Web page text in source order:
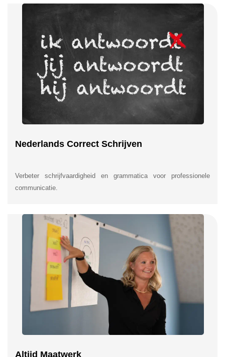
Nederlands Correct Schrijven
Verbeter schrijfvaardigheid en grammatica voor professionele
communicatie.
Altijd Maatwerk